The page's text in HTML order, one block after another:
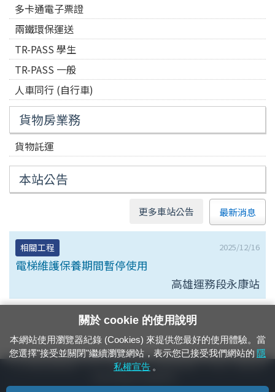
多卡通電子票證
兩鐵環保運送
TR-PASS 學生
TR-PASS 一般
人車同行 (自行車)
貨物房業務
貨物託運
本站公告
更多車站公告 最新消息
相關工程 2025/12/16
電梯維護保養期間暫停使用
高雄運務段永康站
24小時緊急通報電話：1933（市話、手機，僅限發現軌道、平交道、橋樑及隧
關於 cookie 的使用說明
本網站使用瀏覽器紀錄 (Cookies) 來提供您最好的使用體驗。當
您選擇"接受並關閉"繼續瀏覽網站，表示您已接受我們網站的 隱
私權宣告 。